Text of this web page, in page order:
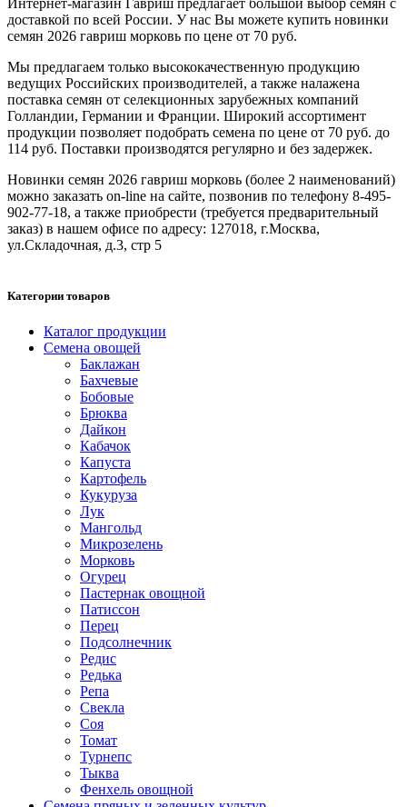
Интернет-магазин Гавриш предлагает большой выбор семян с
доставкой по всей России. У нас Вы можете купить новинки
семян 2026 гавриш морковь по цене от 70 руб.
Мы предлагаем только высококачественную продукцию
ведущих Российских производителей, а также налажена
поставка семян от селекционных зарубежных компаний
Голландии, Германии и Франции. Широкий ассортимент
продукции позволяет подобрать семена по цене от 70 руб. до
114 руб. Поставки производятся регулярно и без задержек.
Новинки семян 2026 гавриш морковь (более 2 наименований)
можно заказать on-line на сайте, позвонив по телефону 8-495-
902-77-18, а также приобрести (требуется предварительный
заказ) в нашем офисе по адресу: 127018, г.Москва,
ул.Складочная, д.3, стр 5
Категории товаров
Каталог продукции
Семена овощей
Баклажан
Бахчевые
Бобовые
Брюква
Дайкон
Кабачок
Капуста
Картофель
Кукуруза
Лук
Мангольд
Микрозелень
Морковь
Огурец
Пастернак овощной
Патиссон
Перец
Подсолнечник
Редис
Редька
Репа
Свекла
Соя
Томат
Турнепс
Тыква
Фенхель овощной